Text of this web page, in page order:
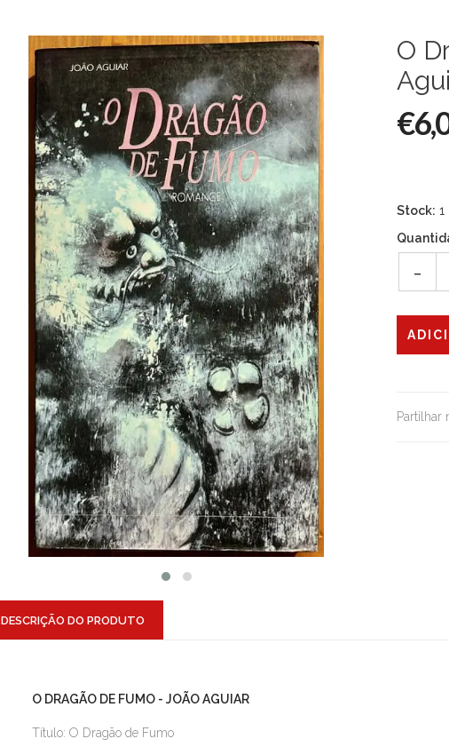
O
Stock: 1
-
Partilhar
DESCRIÇÃO DO PRODUTO
O DRAGÃO DE FUMO - JOÃO AGUIAR
Título: O Dragão de Fumo